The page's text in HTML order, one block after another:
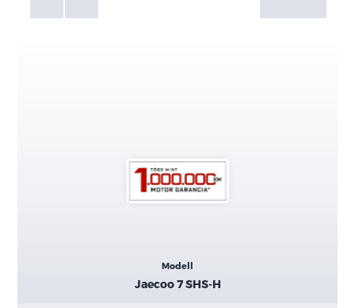
Modell
Jaecoo 7 SHS-H